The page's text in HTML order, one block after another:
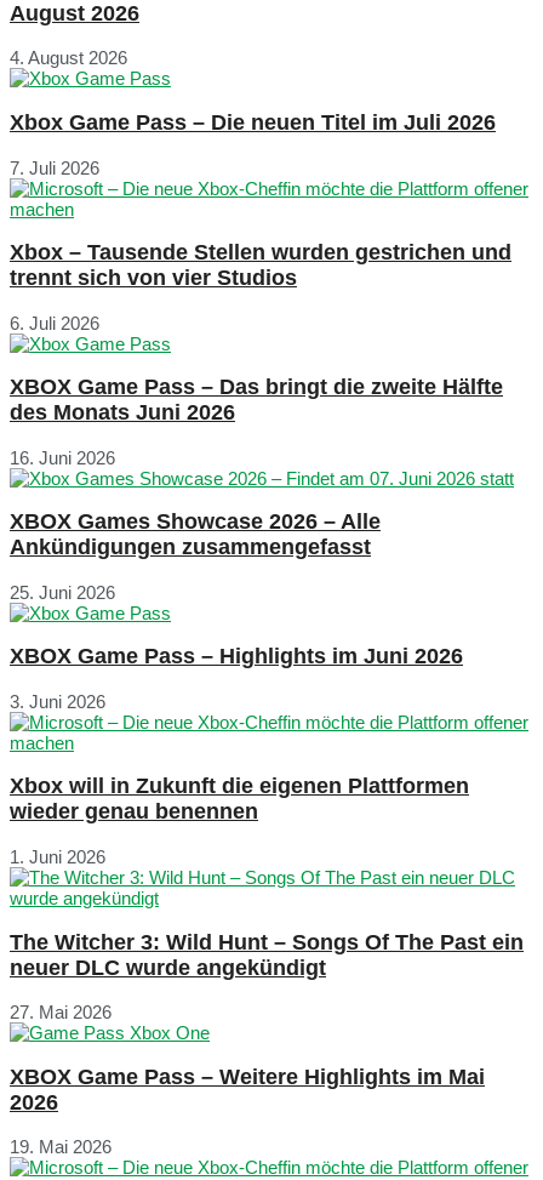
August 2026
4. August 2026
Xbox Game Pass – Die neuen Titel im Juli 2026
7. Juli 2026
Xbox – Tausende Stellen wurden gestrichen und
trennt sich von vier Studios
6. Juli 2026
XBOX Game Pass – Das bringt die zweite Hälfte
des Monats Juni 2026
16. Juni 2026
XBOX Games Showcase 2026 – Alle
Ankündigungen zusammengefasst
25. Juni 2026
XBOX Game Pass – Highlights im Juni 2026
3. Juni 2026
Xbox will in Zukunft die eigenen Plattformen
wieder genau benennen
1. Juni 2026
The Witcher 3: Wild Hunt – Songs Of The Past ein
neuer DLC wurde angekündigt
27. Mai 2026
XBOX Game Pass – Weitere Highlights im Mai
2026
19. Mai 2026